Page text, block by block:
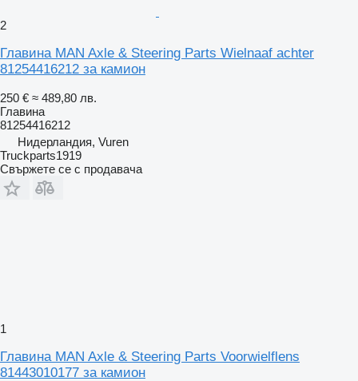
2
Главина MAN Axle & Steering Parts Wielnaaf achter
81254416212 за камион
250 € ≈ 489,80 лв.
Главина
81254416212
Нидерландия, Vuren
Truckparts1919
Свържете се с продавача
1
Главина MAN Axle & Steering Parts Voorwielflens
81443010177 за камион